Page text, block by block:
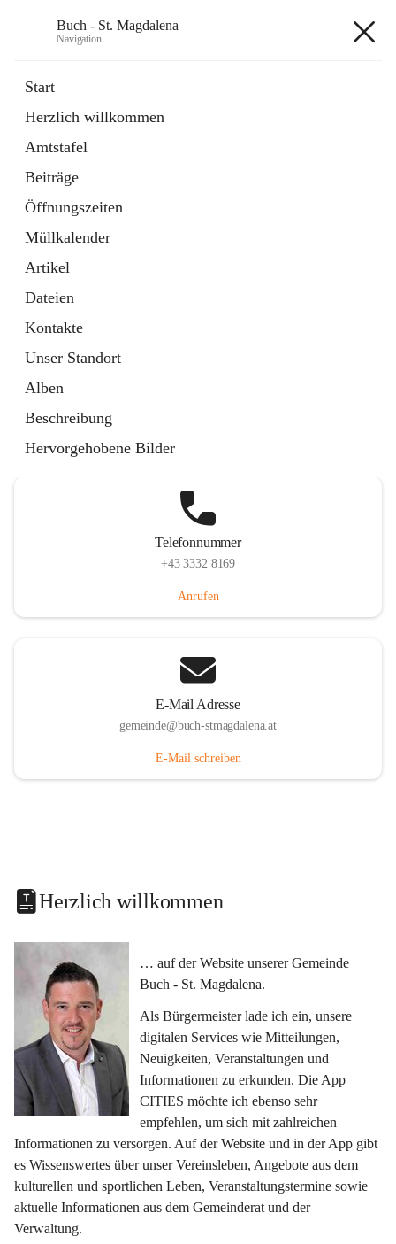
Buch - St. Magdalena
Navigation
Start
Herzlich willkommen
Amtstafel
Beiträge
Öffnungszeiten
Müllkalender
Artikel
Dateien
Kontakte
Unser Standort
Alben
Beschreibung
Hervorgehobene Bilder
11 Schnellzugriffe
Bürgerservice
10 Schnellzugriffe
Telefonnummer
+43 3332 8169
Anrufen
E-Mail Adresse
gemeinde@buch-stmagdalena.at
E-Mail schreiben
Herzlich willkommen
… auf der Website unserer Gemeinde
Buch - St. Magdalena.
Als Bürgermeister lade ich ein, unsere
digitalen Services wie Mitteilungen,
Neuigkeiten, Veranstaltungen und
Informationen zu erkunden. Die App
CITIES möchte ich ebenso sehr
empfehlen, um sich mit zahlreichen
Informationen zu versorgen. Auf der Website und in der App gibt
es Wissenswertes über unser Vereinsleben, Angebote aus dem
kulturellen und sportlichen Leben, Veranstaltungstermine sowie
aktuelle Informationen aus dem Gemeinderat und der
Verwaltung.